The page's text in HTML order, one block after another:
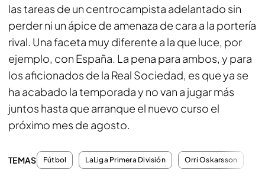
las tareas de un centrocampista adelantado sin
perder ni un ápice de amenaza de cara a la portería
rival. Una faceta muy diferente a la que luce, por
ejemplo, con España. La pena para ambos, y para
los aficionados de la Real Sociedad, es que ya se
ha acabado la temporada y no van a jugar más
juntos hasta que arranque el nuevo curso el
próximo mes de agosto.
TEMAS Fútbol LaLiga Primera División Orri Oskarsson